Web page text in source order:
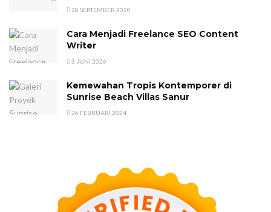
28 SEPTEMBER 2020
Cara Menjadi Freelance SEO Content
Writer
3 JUNI 2026
Kemewahan Tropis Kontemporer di
Sunrise Beach Villas Sanur
26 FEBRUARI 2024